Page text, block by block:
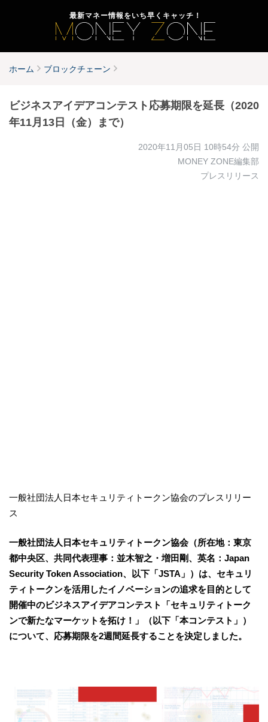
最新マネー情報をいち早くキャッチ！
ホーム ブロックチェーン
ビジネスアイデアコンテスト応募期限を延長（2020
年11月13日（金）まで）
2020年11月05日 10時54分 公開
MONEY ZONE編集部
プレスリリース
一般社団法人日本セキュリティトークン協会のプレスリリー
ス
一般社団法人日本セキュリティトークン協会（所在地：東京
都中央区、共同代表理事：並木智之・増田剛、英名：Japan
Security Token Association、以下「JSTA」）は、セキュリ
ティトークンを活用したイノベーションの追求を目的として
開催中のビジネスアイデアコンテスト「セキュリティトーク
ンで新たなマーケットを拓け！」（以下「本コンテスト」）
について、応募期限を2週間延長することを決定しました。